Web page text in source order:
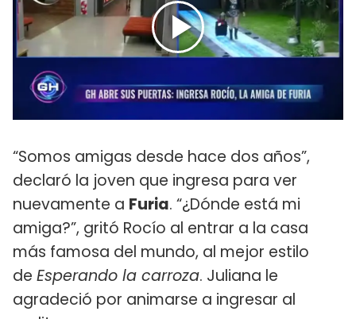
“Somos amigas desde hace dos años”,
declaró la joven que ingresa para ver
nuevamente a Furia. “¿Dónde está mi
amiga?”, gritó Rocío al entrar a la casa
más famosa del mundo, al mejor estilo
de Esperando la carroza. Juliana le
agradeció por animarse a ingresar al